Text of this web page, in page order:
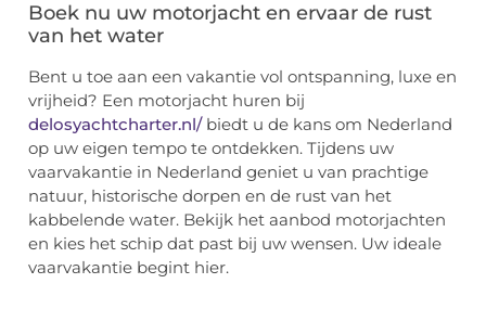
Boek nu uw motorjacht en ervaar de rust
van het water
Bent u toe aan een vakantie vol ontspanning, luxe en
vrijheid? Een motorjacht huren bij
delosyachtcharter.nl/biedt u de kans om Nederland
op uw eigen tempo te ontdekken. Tijdens uw
vaarvakantie in Nederland geniet u van prachtige
natuur, historische dorpen en de rust van het
kabbelende water. Bekijk het aanbod motorjachten
en kies het schip dat past bij uw wensen. Uw ideale
vaarvakantie begint hier.